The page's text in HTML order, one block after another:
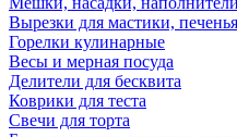
Вырезки для мастики,
Горелки кулинарные
Весы и мерная посуда
Делители для бесквита
Коврики для теста
Свечи для торта